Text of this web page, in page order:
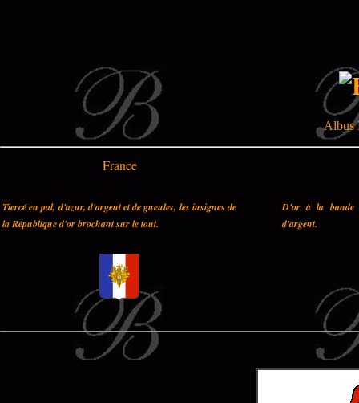
Albus
France
Tiercé en pal, d'azur, d'argent et de gueules, les insignes de
la République d'or brochant sur le tout.
D'or à la bande
d'argent.